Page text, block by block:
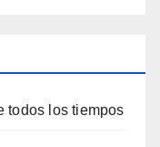
todos los tiempos